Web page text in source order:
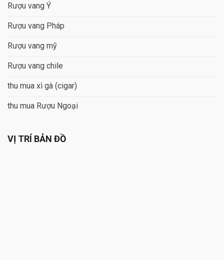
Rượu vang Ý
Rượu vang Pháp
Rượu vang mỹ
Rượu vang chile
thu mua xì gà (cigar)
thu mua Rượu Ngoại
VỊ TRÍ BẢN ĐỒ